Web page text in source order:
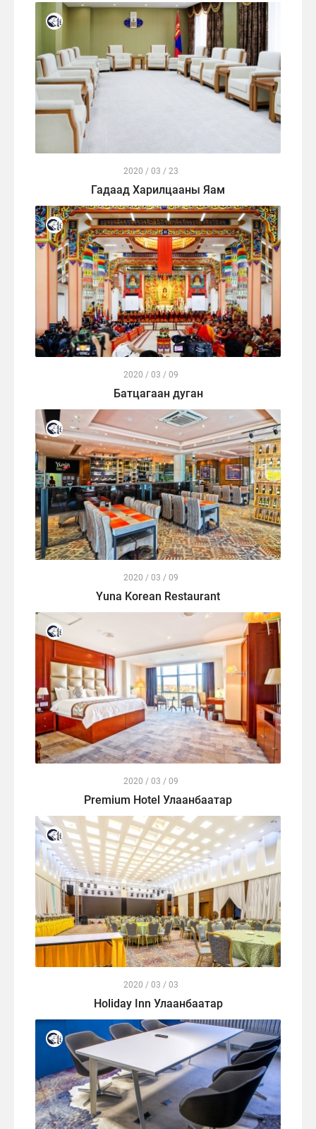
2020 / 03 / 23
Гадаад Харилцааны Яам
2020 / 03 / 09
Батцагаан дуган
2020 / 03 / 09
Yuna Korean Restaurant
2020 / 03 / 09
Premium Hotel Улаанбаатар
2020 / 03 / 03
Holiday Inn Улаанбаатар